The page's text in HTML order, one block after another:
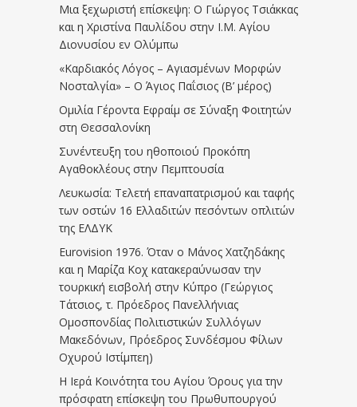
Μια ξεχωριστή επίσκεψη: Ο Γιώργος Τσιάκκας
και η Χριστίνα Παυλίδου στην Ι.Μ. Αγίου
Διονυσίου εν Ολύμπω
«Καρδιακός Λόγος – Αγιασμένων Μορφών
Νοσταλγία» – Ο Άγιος Παΐσιος (Β’ μέρος)
Ομιλία Γέροντα Εφραίμ σε Σύναξη Φοιτητών
στη Θεσσαλονίκη
Συνέντευξη του ηθοποιού Προκόπη
Αγαθοκλέους στην Πεμπτουσία
Λευκωσία: Τελετή επαναπατρισμού και ταφής
των οστών 16 Ελλαδιτών πεσόντων οπλιτών
της ΕΛΔΥΚ
Eurovision 1976. Όταν ο Μάνος Χατζηδάκης
και η Μαρίζα Κοχ κατακεραύνωσαν την
τουρκική εισβολή στην Κύπρο (Γεώργιος
Τάτσιος, τ. Πρόεδρος Πανελλήνιας
Ομοσπονδίας Πολιτιστικών Συλλόγων
Μακεδόνων, Πρόεδρος Συνδέσμου Φίλων
Οχυρού Ιστίμπεη)
Η Ιερά Κοινότητα του Αγίου Όρους για την
πρόσφατη επίσκεψη του Πρωθυπουργού